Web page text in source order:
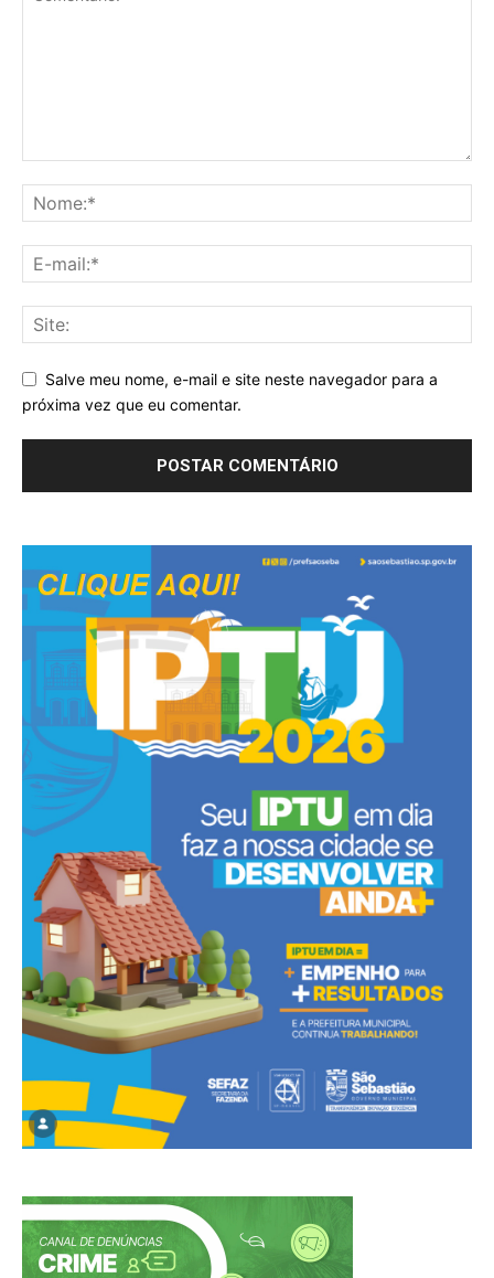
Salve meu nome, e-mail e site neste navegador para a
próxima vez que eu comentar.